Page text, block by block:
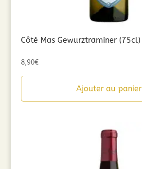
Côté Mas Gewurztraminer (75cl)
8,90€
Ajouter au panier